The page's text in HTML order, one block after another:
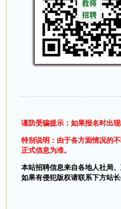
谨防受骗提示：如果报名时出
特别说明：由于各方面情况的
正式信息为准。
本站招聘信息来自各地人社局
如果有侵犯版权请联系下方站